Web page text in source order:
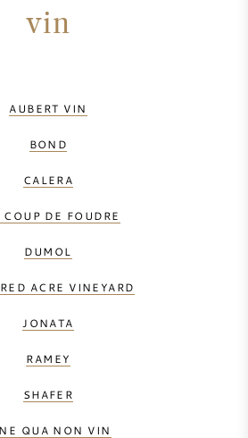
vin
AUBERT VIN
BOND
CALERA
DE FOUDRE
DUMOL
ACRE VINEYARD
JONATA
RAMEY
SHAFER
QUA NON VIN